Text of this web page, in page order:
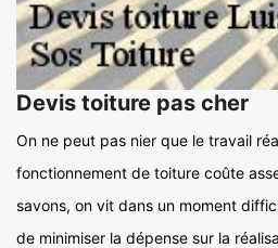
Devis toiture pas cher
On ne peut pas nier que le travail
fonctionnement de toiture coûte
savons, on vit dans un moment
de minimiser la dépense sur la